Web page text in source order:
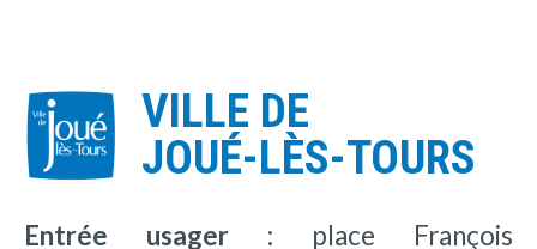
VILLE DE
JOUÉ-LÈS-TOURS
Entrée usager : place François